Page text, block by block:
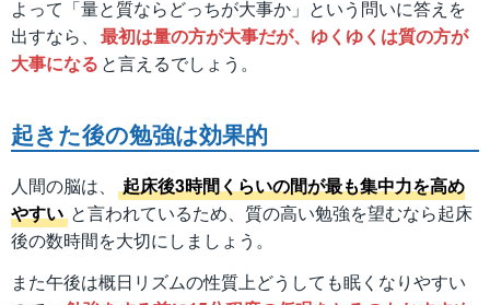
よって「量と質ならどっちが大事か」という問いに答えを
出すなら、 最初は量の方が大事だが、ゆくゆくは質の方が
大事になる と言えるでしょう。
起きた後の勉強は効果的
人間の脳は、
起床後3時間くらいの間が最も集中力を高め
やすい と言われているため、質の高い勉強を望むなら起床
後の数時間を大切にしましょう。
また午後は概日リズムの性質上どうしても眠くなりやすい